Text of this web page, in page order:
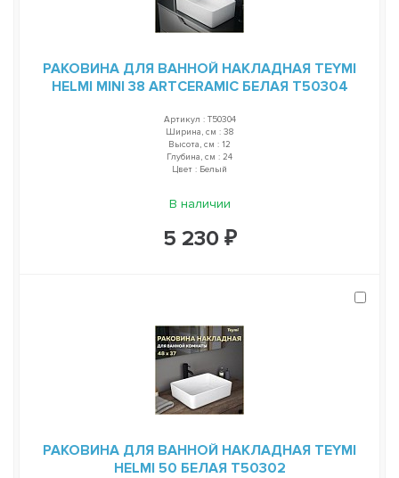
РАКОВИНА ДЛЯ ВАННОЙ НАКЛАДНАЯ TEYMI
HELMI MINI 38 ARTCERAMIC БЕЛАЯ T50304
Артикул : T50304
Ширина, см : 38
Высота, см : 12
Глубина, см : 24
Цвет : Белый
В наличии
5 230 ₽
РАКОВИНА ДЛЯ ВАННОЙ НАКЛАДНАЯ TEYMI
HELMI 50 БЕЛАЯ T50302